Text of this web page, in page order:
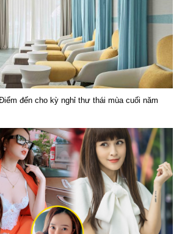
đến cho kỳ nghỉ thư thái mùa cuối năm